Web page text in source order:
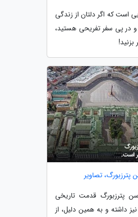
است که اگر دلتان از زندگی
در پی سفر تفریحی هستید،
بزنید!
پترزبورگ، تصاویر
پترزبورگ قدمت تاریخی
داشته و به همین دلیل، از